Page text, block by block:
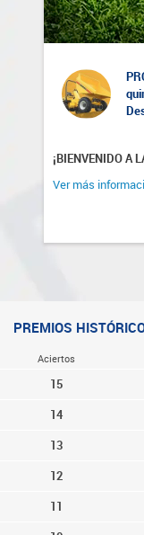
¡BIENVENIDO A
Ver más
PREMIOS
Aciertos
15
14
13
12
11